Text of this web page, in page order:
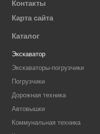
Контакты
Карта сайта
Каталог
Экскаватор
Экскаваторы-погрузчики
Погрузчики
Дорожная техника
Автовышки
Коммунальная техника